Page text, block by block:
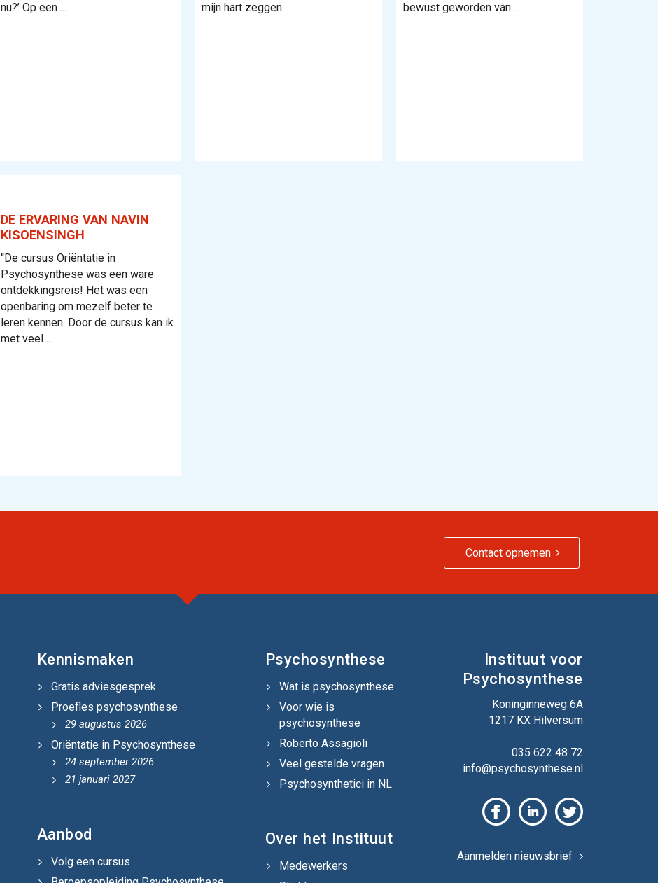
nu?’ Op een ...
mijn hart zeggen ...
bewust geworden van ...
DE ERVARING VAN NAVIN
KISOENSINGH
“De cursus Oriëntatie in
Psychosynthese was een ware
ontdekkingsreis! Het was een
openbaring om mezelf beter te
leren kennen. Door de cursus kan ik
met veel ...
Contact opnemen
Kennismaken
Gratis adviesgesprek
Proefles psychosynthese
29 augustus 2026
Oriëntatie in Psychosynthese
24 september 2026
21 januari 2027
Aanbod
Volg een cursus
Psychosynthese
Wat is psychosynthese
Voor wie is
psychosynthese
Roberto Assagioli
Veel gestelde vragen
Psychosynthetici in NL
Over het Instituut
Medewerkers
Instituut voor
Psychosynthese
Koninginneweg 6A
1217 KX Hilversum
035 622 48 72
info@psychosynthese.nl
Aanmelden nieuwsbrief